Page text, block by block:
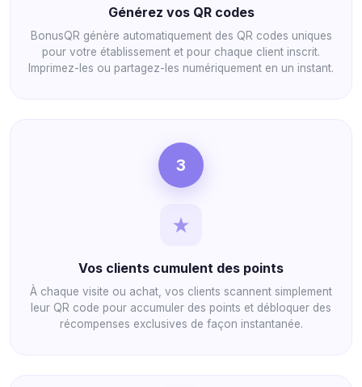
Générez vos QR codes
BonusQR génère automatiquement des QR codes uniques
pour votre établissement et pour chaque client inscrit.
Imprimez-les ou partagez-les numériquement en un instant.
3
Vos clients cumulent des points
À chaque visite ou achat, vos clients scannent simplement
leur QR code pour accumuler des points et débloquer des
récompenses exclusives de façon instantanée.